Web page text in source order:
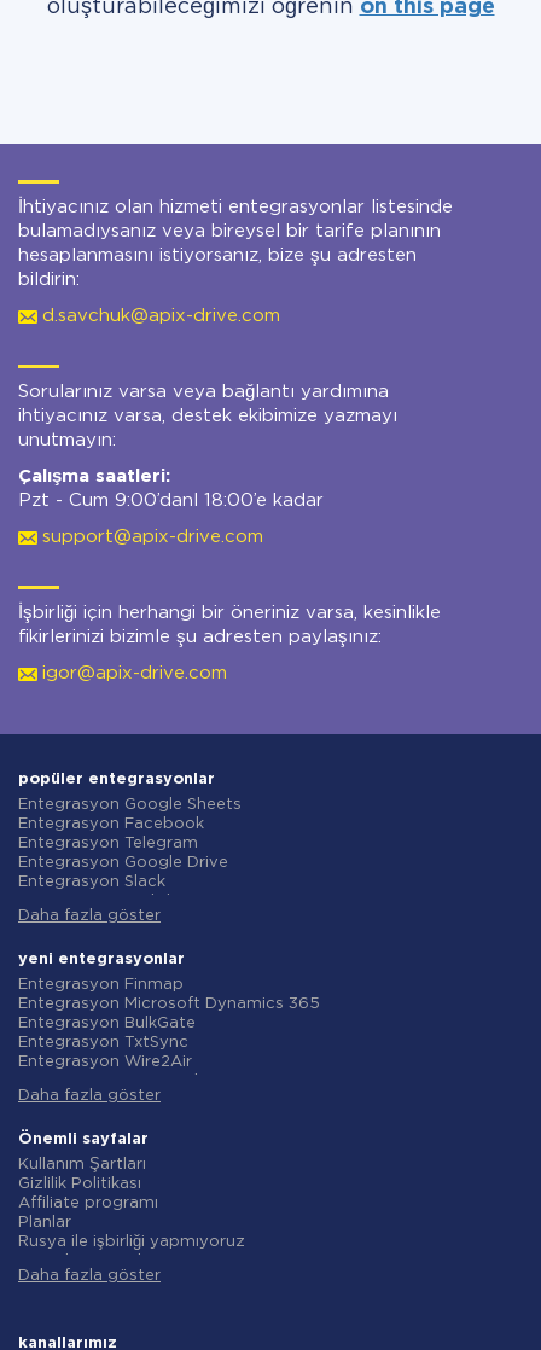
oluşturabileceğimizi öğrenin on this page
İhtiyacınız olan hizmeti entegrasyonlar listesinde
bulamadıysanız veya bireysel bir tarife planının
hesaplanmasını istiyorsanız, bize şu adresten
bildirin:
d.savchuk@apix-drive.com
Sorularınız varsa veya bağlantı yardımına
ihtiyacınız varsa, destek ekibimize yazmayı
unutmayın:
Çalışma saatleri:
Pzt - Cum 9:00’danl 18:00’e kadar
support@apix-drive.com
İşbirliği için herhangi bir öneriniz varsa, kesinlikle
fikirlerinizi bizimle şu adresten paylaşınız:
igor@apix-drive.com
popüler entegrasyonlar
Entegrasyon Google Sheets
Entegrasyon Facebook
Entegrasyon Telegram
Entegrasyon Google Drive
Entegrasyon Slack
Entegrasyon Gmail
Entegrasyon ClickUp
Entegrasyon Airtable
Entegrasyon Google Contacts
Entegrasyon OpenAI (ChatGPT)
Entegrasyon Instagram
Entegrasyon ActiveCampaign
Entegrasyon Typeform
Entegrasyon Salesforce CRM
Entegrasyon Notion
Entegrasyon AWeber
Entegrasyon Asana
Entegrasyon ZOHO CRM
Entegrasyon Webhooks
Entegrasyon GetResponse
Entegrasyon WooCommerce
Entegrasyon Todoist
Daha fazla göster
yeni entegrasyonlar
Entegrasyon Finmap
Entegrasyon Microsoft Dynamics 365
Entegrasyon BulkGate
Entegrasyon TxtSync
Entegrasyon Wire2Air
Entegrasyon Infobip
Entegrasyon AtomPark
Entegrasyon TXTImpact
Entegrasyon Campaign Monitor
Entegrasyon CM.com
Entegrasyon D7 Networks
Entegrasyon SMS.to
Entegrasyon SMSGlobal
Entegrasyon Textlocal
Daha fazla göster
Önemli sayfalar
Kullanım Şartları
Gizlilik Politikası
Affiliate programı
Planlar
Rusya ile işbirliği yapmıyoruz
iade politikasi
Hakkında
Daha fazla göster
kanallarımız